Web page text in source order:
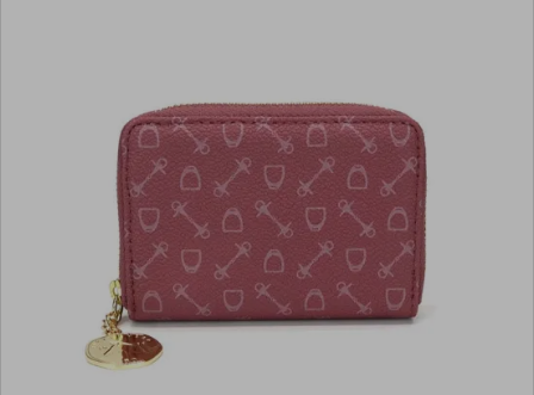
プライバシーポリシー